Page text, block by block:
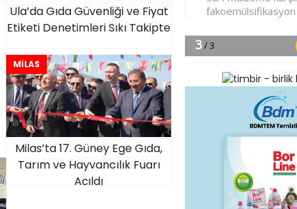
Ula’da Gıda Güvenliği ve Fiyat
Etiketi Denetimleri Sıkı Takipte
MİLAS
Milas’ta 17. Güney Ege Gıda,
Tarım ve Hayvancılık Fuarı
Açıldı